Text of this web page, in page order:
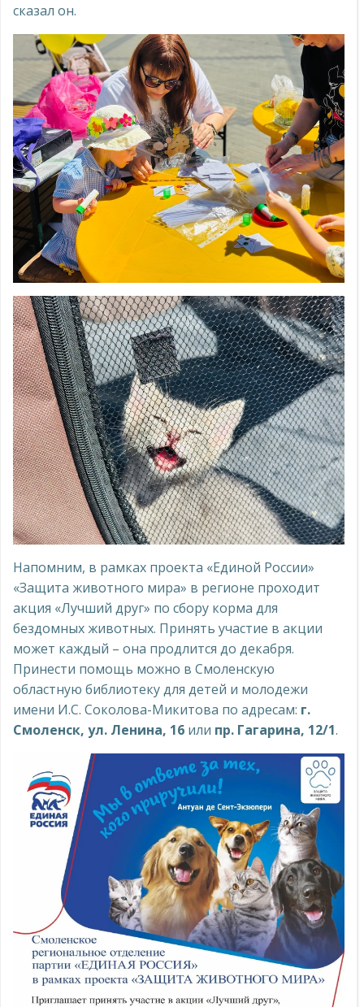
сказал он.
Напомним, в рамках проекта «Единой России»
«Защита животного мира» в регионе проходит
акция «Лучший друг» по сбору корма для
бездомных животных. Принять участие в акции
может каждый – она продлится до декабря.
Принести помощь можно в Смоленскую
областную библиотеку для детей и молодежи
имени И.С. Соколова-Микитова по адресам: г.
Смоленск, ул. Ленина, 16 или пр. Гагарина, 12/1.